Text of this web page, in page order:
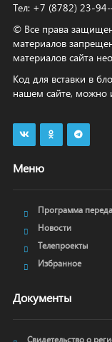
Тел: +7 (8782)
© Все права
материалов
материалов сайта
Код для вставки в
нашем сайте, можно
Меню
Программа
Новости
Телепроекты
Избранное
Документы
Свидетельство о